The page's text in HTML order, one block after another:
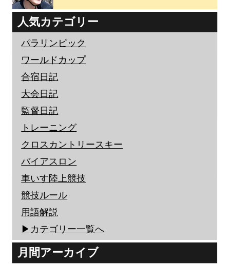
人気カテゴリー
パラリンピック
ワールドカップ
合宿日記
大会日記
監督日記
トレーニング
クロスカントリースキー
バイアスロン
車いす陸上競技
競技ルール
用語解説
▶︎カテゴリー一覧へ
月間アーカイブ